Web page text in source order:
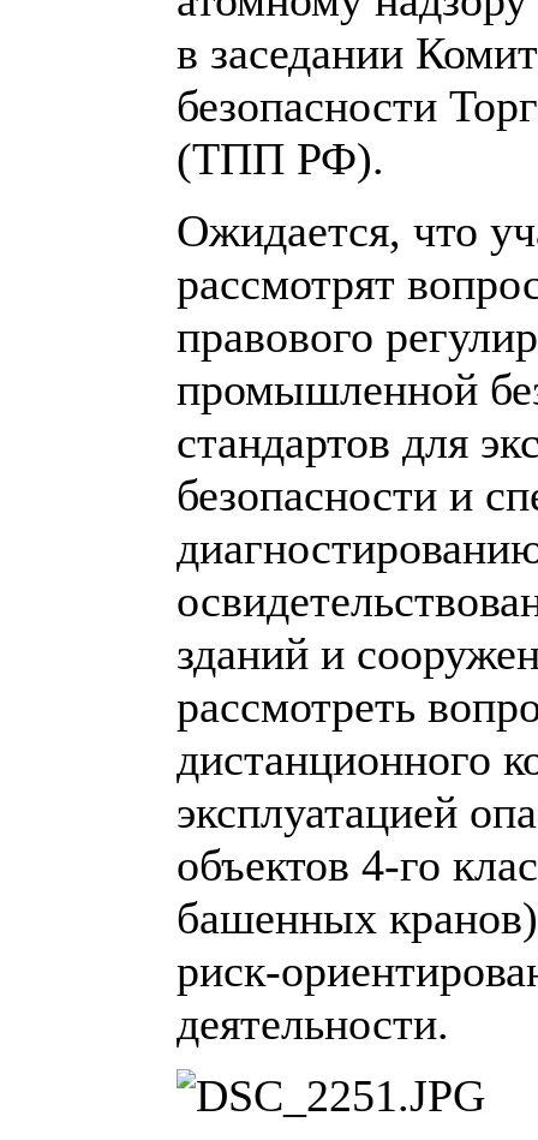
в заседании
безопасности
(ТПП РФ).
Ожидается, что
рассмотрят
правового
промышленной
стандартов для
безопасности и
зданий и
рассмотреть
дистанционного
эксплуатацией
объектов 4-го
башенных
риск-
деятельности.